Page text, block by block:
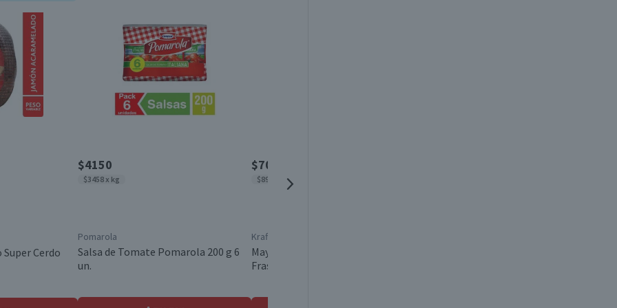
0,4
0,4
Conservar refrigerado
Paquete
Chile
Cerdo
$4150
$3458 x kg
Pomarola
Salsa de Tomate Pomarola 200 g 6
un.
$7030
$8910 x kg
Kraft
Mayonesa Kraft Real Mayo Regular
Frasco 789 g